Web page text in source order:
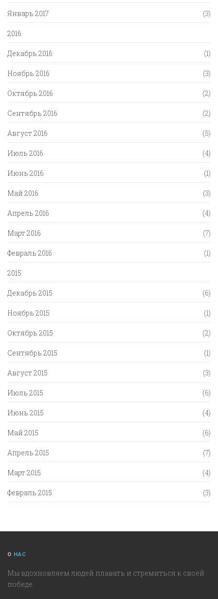
Январь 2017 (3)
2016
Декабрь 2016 (1)
Ноябрь 2016 (3)
Октябрь 2016 (2)
Сентябрь 2016 (2)
Август 2016 (5)
Июль 2016 (4)
Июнь 2016 (1)
Май 2016 (3)
Апрель 2016 (4)
Март 2016 (7)
Февраль 2016 (1)
2015
Декабрь 2015 (6)
Ноябрь 2015 (1)
Октябрь 2015 (2)
Сентябрь 2015 (1)
Август 2015 (3)
Июль 2015 (6)
Июнь 2015 (4)
Май 2015 (6)
Апрель 2015 (7)
Март 2015 (4)
Февраль 2015 (3)
О НАС
Мы вдохновляем людей плавать и стремиться к своей
победе.